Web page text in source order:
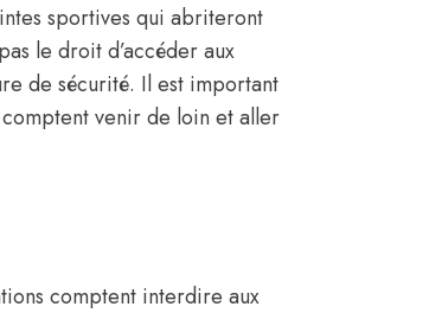
sportives qui abriteront
le droit d’accéder aux
de sécurité. Il est important
venir de loin et aller
comptent interdire aux